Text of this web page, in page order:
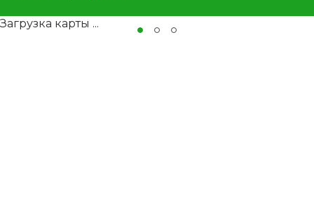
Загрузка карты ...